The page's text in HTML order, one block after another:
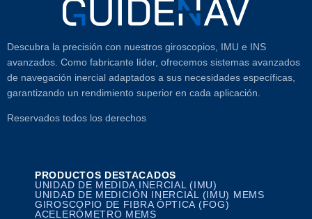
Descubra la precisión con nuestros giroscopios, IMU e INS
avanzados. Como fabricante líder, ofrecemos sistemas avanzados
de navegación inercial adaptados a sus necesidades específicas,
garantizando un rendimiento superior en cada aplicación.
Reservados todos los derechos
PRODUCTOS DESTACADOS
UNIDAD DE MEDIDA INERCIAL (IMU)
UNIDAD DE MEDICIÓN INERCIAL (IMU) MEMS
GIROSCOPIO DE FIBRA ÓPTICA (FOG)
ACELERÓMETRO MEMS